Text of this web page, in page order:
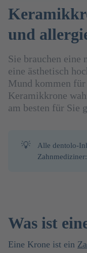
und
Sie brauchen eine
eine ästhetisch
Mund kommen
Keramikkrone
am besten für Sie
💡
Alle dentolo-
Was ist
Eine Krone ist ein